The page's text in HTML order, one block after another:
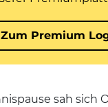
sah sich